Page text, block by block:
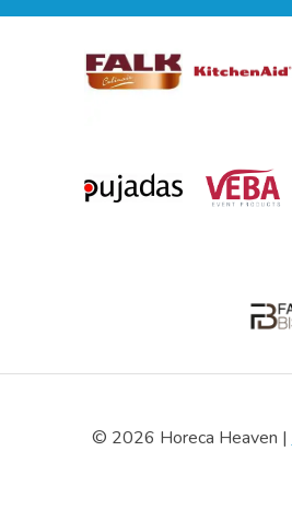
© 2026 Horeca Heaven |